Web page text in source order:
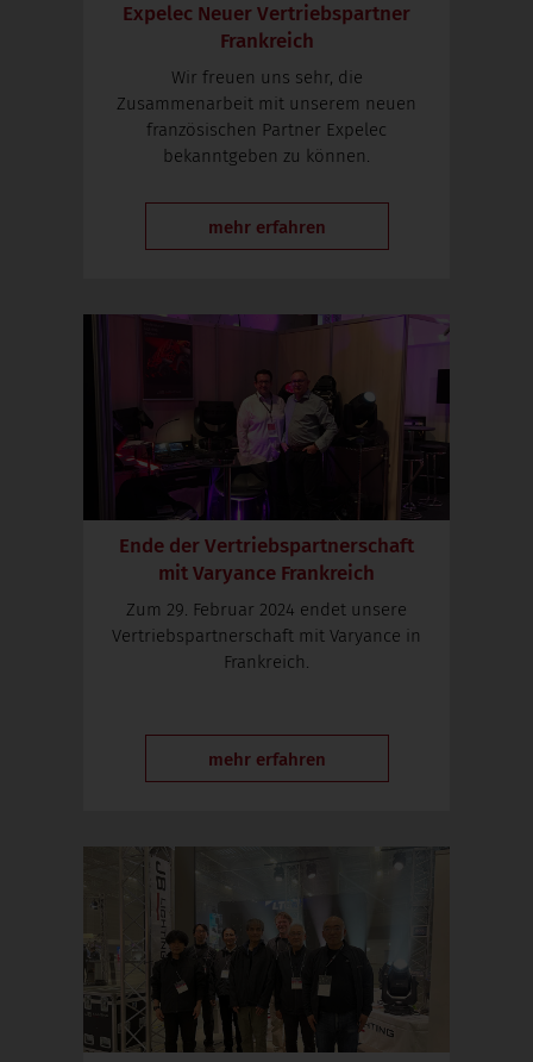
Expelec Neuer Vertriebspartner
Frankreich
Wir freuen uns sehr, die
Zusammenarbeit mit unserem neuen
französischen Partner Expelec
bekanntgeben zu können.
mehr erfahren
Ende der Vertriebspartnerschaft
mit Varyance Frankreich
Zum 29. Februar 2024 endet unsere
Vertriebspartnerschaft mit Varyance in
Frankreich.
mehr erfahren